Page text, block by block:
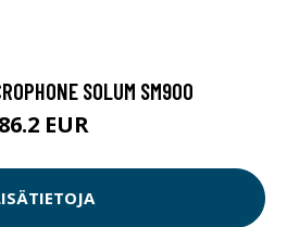
SOLUM SM900
86.2 EUR